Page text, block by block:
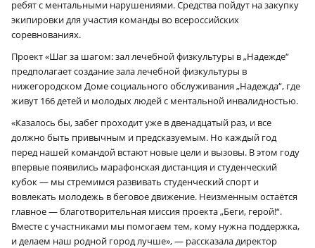
ребят с ментальными нарушениями. Средства пойдут на закупку
экипировки для участия команды во всероссийских
соревнованиях.
Проект «Шаг за шагом: зал лечебной физкультуры в „Надежде“
предполагает создание зала лечебной физкультуры в
нижегородском Доме социального обслуживания „Надежда“, где
живут 166 детей и молодых людей с ментальной инвалидностью.
«Казалось бы, забег проходит уже в двенадцатый раз, и все
должно быть привычным и предсказуемым. Но каждый год
перед нашей командой встают новые цели и вызовы. В этом году
впервые появились марафонская дистанция и студенческий
кубок — мы стремимся развивать студенческий спорт и
вовлекать молодежь в беговое движение. Неизменным остаётся
главное — благотворительная миссия проекта „Беги, герой!“.
Вместе с участниками мы помогаем тем, кому нужна поддержка,
и делаем наш родной город лучше», — рассказала директор